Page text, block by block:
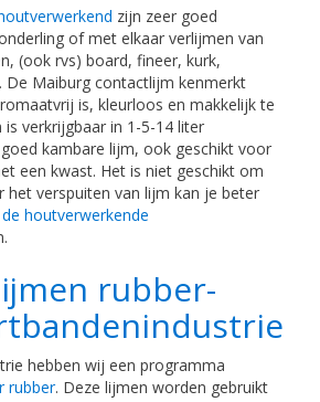
zijn zeer goed
of met elkaar verlijmen van
(ook rvs) board, fineer, kurk,
De Maiburg contactlijm kenmerkt
is, kleurloos en makkelijk te
verkrijgbaar in 1-5-14 liter
kambare lijm, ook geschikt voor
een kwast. Het is niet geschikt om
het verspuiten van lijm kan je beter
houtverwerkende
rubber-
hebben wij een programma
rubber. Deze lijmen worden gebruikt